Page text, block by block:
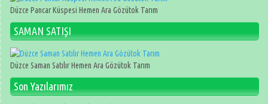
Düzce Pancar Küspesi Hemen Ara Gözütok Tarım
SAMAN SATIŞI
Düzce Saman Satılır Hemen Ara Gözütok Tarım
Son Yazılarımız